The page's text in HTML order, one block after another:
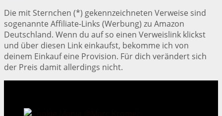
Die mit Sternchen (*) gekennzeichneten Verweise sind
sogenannte Affiliate-Links (Werbung) zu Amazon
Deutschland. Wenn du auf so einen Verweislink klickst
und über diesen Link einkaufst, bekomme ich von
deinem Einkauf eine Provision. Für dich verändert sich
der Preis damit allerdings nicht.